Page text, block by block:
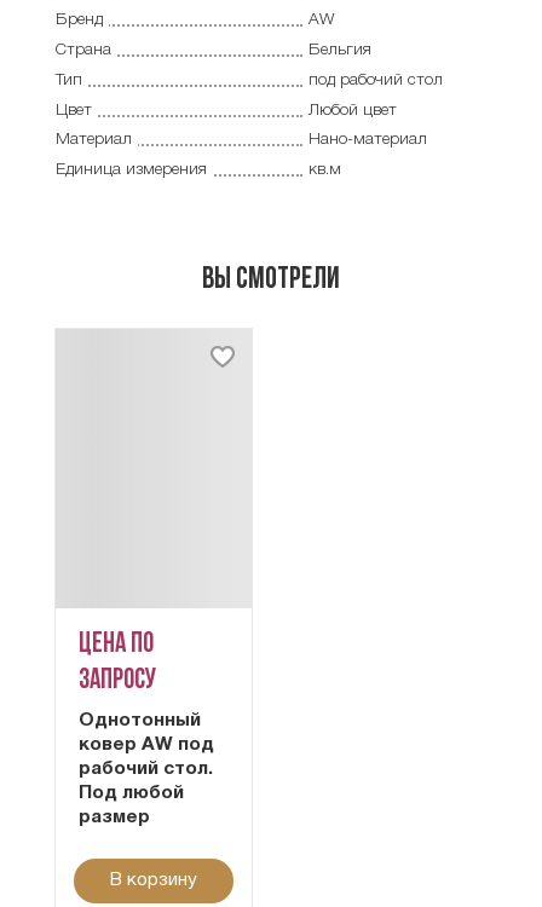
Бренд
AW
Страна
Бельгия
Тип
под рабочий стол
Цвет
Любой цвет
Материал
Нано-материал
Единица измерения
кв.м
Вы смотрели
Цена по
запросу
Однотонный
ковер AW под
рабочий стол.
Под любой
размер
В корзину